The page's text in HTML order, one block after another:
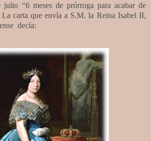
“6 meses de prórroga para acabar de
La carta que envía a S.M. la Reina Isabel II,
decía: